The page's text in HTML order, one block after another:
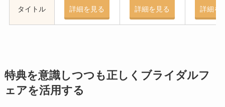
タイトル 詳細を 見る 詳細を見る 詳細を
特典を意識しつつも正しくブライダルフ
ェアを活用する